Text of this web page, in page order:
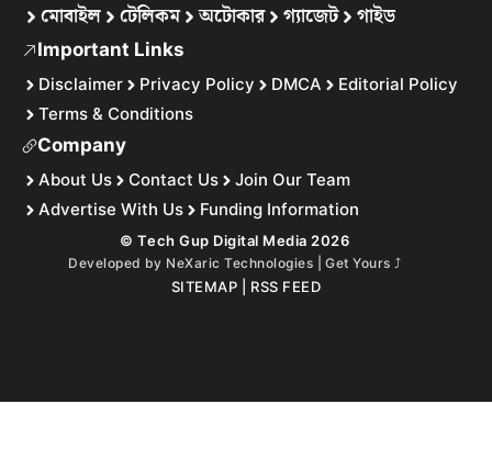
মোবাইল টেলিকম অটোকার গ্যাজেট গাইড
Important Links
Disclaimer Privacy Policy DMCA
Editorial Policy
Terms & Conditions
Company
About Us Contact Us
Join Our Team
Advertise With Us
Funding Information
© Tech Gup Digital Media 2026
Developed by NeXaric Technologies | Get Yours⤴︎
SITEMAP RSS FEED